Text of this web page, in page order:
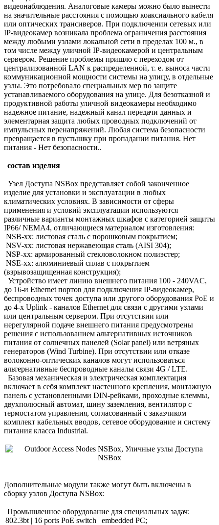
видеонаблюдения. Аналоговые камеры можно было вынести
на значительные расстояния с помощью коаксиального кабеля
или оптических трансиверов. При подключении сетевых или
IP-видеокамер возникала проблема ограничения расстояния
между любыми узлами локальной сети в пределах 100 м., в
том числе между уличной IP-видеокамерой и центральным
сервером. Решение проблемы пришло с переходом от
централизованной LAN к распределенной, т. е. выноса части
коммуникационной мощности системы на улицу, в отдельные
узлы. Это потребовало специальных мер по защите
устанавливаемого оборудования на улице. Для безотказной и
продуктивной работы уличной видеокамеры необходимо
надежное питание, надежный канал передачи данных и
элементарная защита любых проводных подключений от
импульсных перенапряжений. Любая система безопасности
превращается в пустышку при пропадании питания. Нет
питания - Нет безопасности..
состав изделия
Узел Доступа NSBox представляет собой законченное
изделие для установки и эксплуатации в любых
климатических условиях. В зависимости от сферы
применения и условий эксплуатации используются
различные варианты монтажных шкафов с категорией защиты
IP66/ NEMA4, отличающиеся материалом изготовления:
NSB-xx: листовая сталь с порошковым покрытием;
NSV-xx: листовая нержавеющая сталь (AISI 304);
NSP-xx: армированный стекловолокном полиэстер;
NSE-xx: алюминиевый сплав с покрытием
(взрывозащищенная конструкция);
Устройство имеет линию внешнего питания 100 - 240VAC,
до 16-и Ethernet портов для подключения IP-видеокамер,
беспроводных точек доступа или другого оборудования PoE и
до 4-х Uplink - каналов Ethernet для связи с другими узлами
или центральным сервером. При отсутствии или
нерегулярной подаче внешнего питания предусмотрены
решения с использованием альтернативных источников
питания от солнечных панелей (Solar panel) или ветряных
генераторов (Wind Turbine). При отсутствии или отказе
волоконно-оптических каналов могут использоваться
альтернативные беспроводные каналы связи 4G / LTE.
Базовая механическая и электрическая комплектация
включает в себя комплект настенного крепления, монтажную
панель с установленными DIN-рейками, проходные клеммы,
двухполюсный автомат, шину заземления, вентилятор с
термостатом управления, согласованный с заказчиком
комплект кабельных вводов, сетевое оборудование и систему
питания класса Industrial.
Дополнительные модули также могут быть включены в
сборку узлов Доступа NSBox:
Промышленное оборудование для специальных задач:
802.3bt | 16 ports PoE switch | embedded PC;